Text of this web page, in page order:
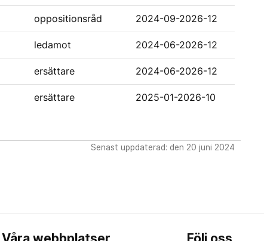
oppositionsråd 2024-09-2026-12
ledamot 2024-06-2026-12
ersättare 2024-06-2026-12
ersättare 2025-01-2026-10
Senast uppdaterad: den 20 juni 2024